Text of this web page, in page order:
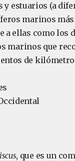
y estuarios (a
marinos
a ellas como los
marinos que
de
, que es un